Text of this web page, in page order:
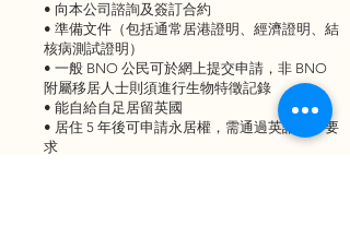
• 向本公司諮詢及簽訂合約
• 準備文件（包括通常居港證明、經濟證明、結
核病測試證明）
• 一般 BNO 公民可於網上提交申請，非 BNO
附屬移居人士則須進行生物特徵記錄
• 能自給自足居留英國
• 居住 5 年後可申請永居權，需通過英語水平要
求